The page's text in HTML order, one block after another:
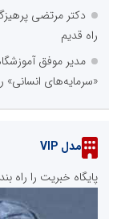
دکتر مرتضی
راه قدیم
مدیر موفق
«سرمایه‌های
مدل VIP
پایگاه خبریت را راه